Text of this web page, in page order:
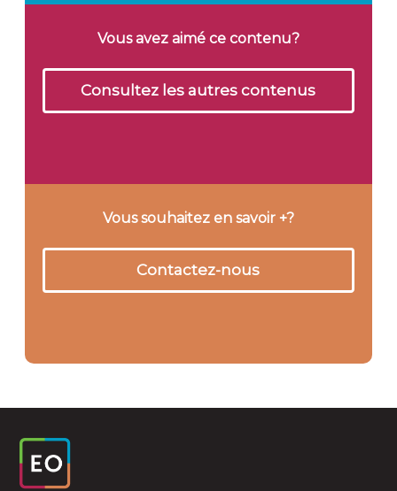
Vous avez aimé ce contenu?
Consultez les autres contenus
Vous souhaitez en savoir +?
Contactez-nous